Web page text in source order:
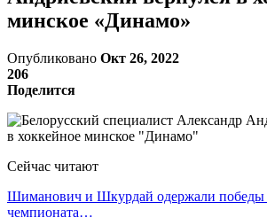
минское «Динамо»
Опубликовано Окт 26, 2022
206
Поделится
Сейчас читают
Шиманович и Шкурдай одержали победы
чемпионата…